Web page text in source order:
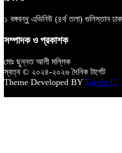
১ বঙ্গবন্ধু এভিনিউ (৪র্থ তলা) গুলিস্তান
সম্পাদক ও প্রকাশক
মোঃ ছুন্নত আলী মল্লিক
স্বত্ব © ২০২৪-২০২৬ দৈনিক টার্গেট
Theme Developed BY Target IT